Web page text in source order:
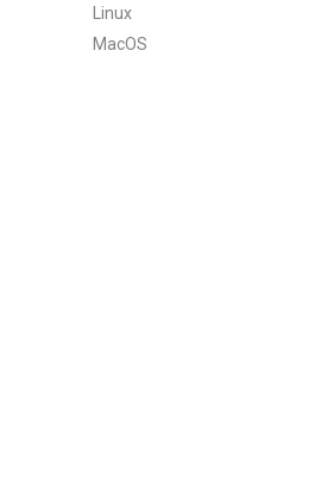
Linux
1.VS Code Remote
MacOS